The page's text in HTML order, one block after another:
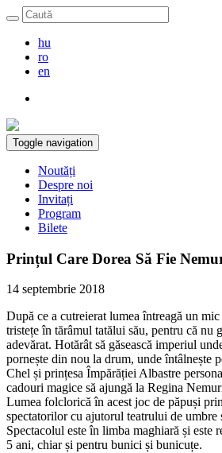
hu
ro
en
Toggle navigation
Noutăți
Despre noi
Invitați
Program
Bilete
Prințul Care Dorea Să Fie
14 septembrie 2018
După ce a cutreierat lumea întreagă un
tristețe în tărâmul tatălui său, pentru că nu
adevărat. Hotărât să găsească imperiul
pornește din nou la drum, unde întâlnește
Chel și prințesa Împărăției Albastre
cadouri magice să ajungă la Regina
Lumea folclorică în acest joc de păpuși
spectatorilor cu ajutorul teatrului de
Spectacolul este în limba maghiară și este
5 ani, chiar și pentru bunici și bunicuțe.